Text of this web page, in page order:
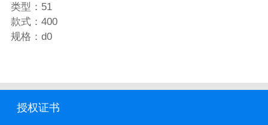
类型：51
款式：400
规格：d0
授权证书